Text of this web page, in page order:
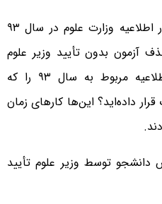
وی در پاسخ به این سؤال که در اطلاعیه وزارت علوم در سال ۹۳
بدون تأیید وزیر علوم
انجام شده است گفت: این اطلاعیه مربوط به سال ۹۳ را که
داده‌اید؟ این‌ها کارهای زمان
دانشجو توسط وزیر علوم تأیید